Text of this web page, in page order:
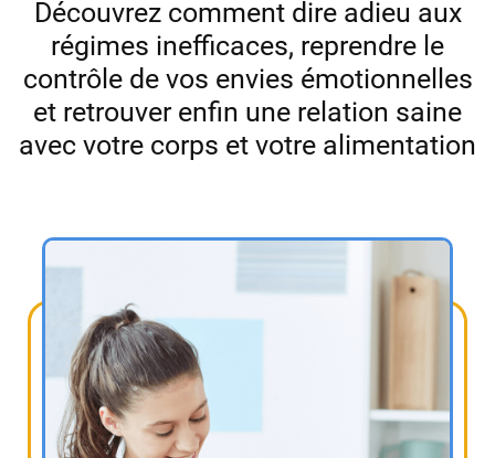
Découvrez comment dire adieu aux
régimes inefficaces, reprendre le
contrôle de vos envies émotionnelles
et retrouver enfin une relation saine
avec votre corps et votre alimentation